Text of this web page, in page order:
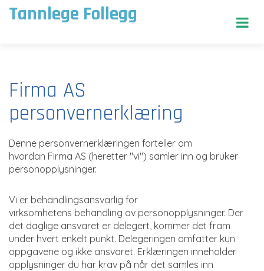
Tannlege Follegg
Firma AS
personvernerklæring
Denne personvernerklæringen forteller om
hvordan Firma AS (heretter "vi") samler inn og bruker
personopplysninger.
Vi er behandlingsansvarlig for
virksomhetens behandling av personopplysninger. Der
det daglige ansvaret er delegert, kommer det fram
under hvert enkelt punkt. Delegeringen omfatter kun
oppgavene og ikke ansvaret. Erklæringen inneholder
opplysninger du har krav på når det samles inn